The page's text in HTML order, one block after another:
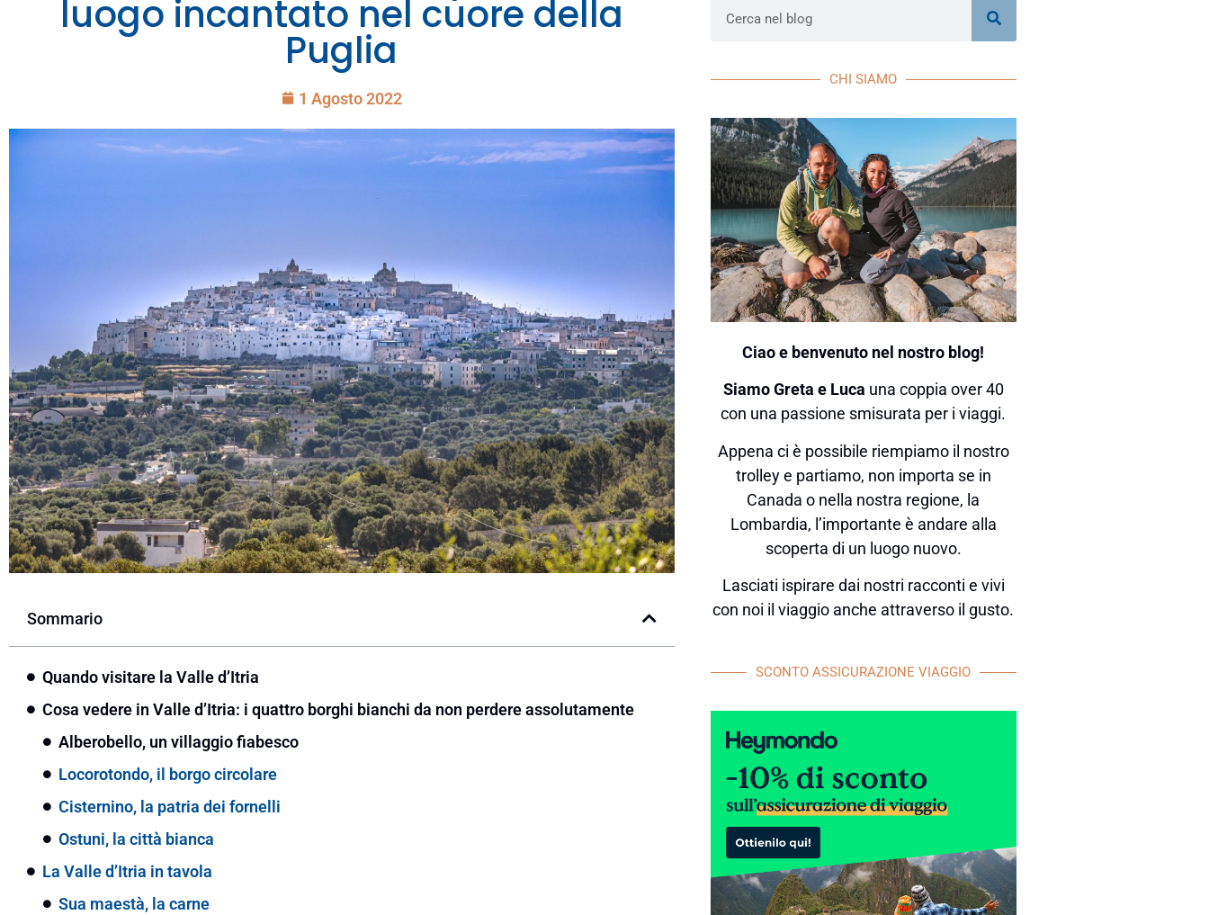
luogo incantato nel cuore della
Puglia
1 Agosto 2022
Sommario
Quando visitare la Valle d’Itria
Cosa vedere in Valle d’Itria: i quattro borghi bianchi da non perdere assolutamente
Alberobello, un villaggio fiabesco
Locorotondo, il borgo circolare
Cisternino, la patria dei fornelli
Ostuni, la città bianca
La Valle d’Itria in tavola
Sua maestà, la carne
CHI SIAMO
Ciao e benvenuto nel nostro blog!
Siamo Greta e Luca una coppia over 40
con una passione smisurata per i viaggi.
Appena ci è possibile riempiamo il nostro
trolley e partiamo, non importa se in
Canada o nella nostra regione, la
Lombardia, l’importante è andare alla
scoperta di un luogo nuovo.
Lasciati ispirare dai nostri racconti e vivi
con noi il viaggio anche attraverso il gusto.
SCONTO ASSICURAZIONE VIAGGIO